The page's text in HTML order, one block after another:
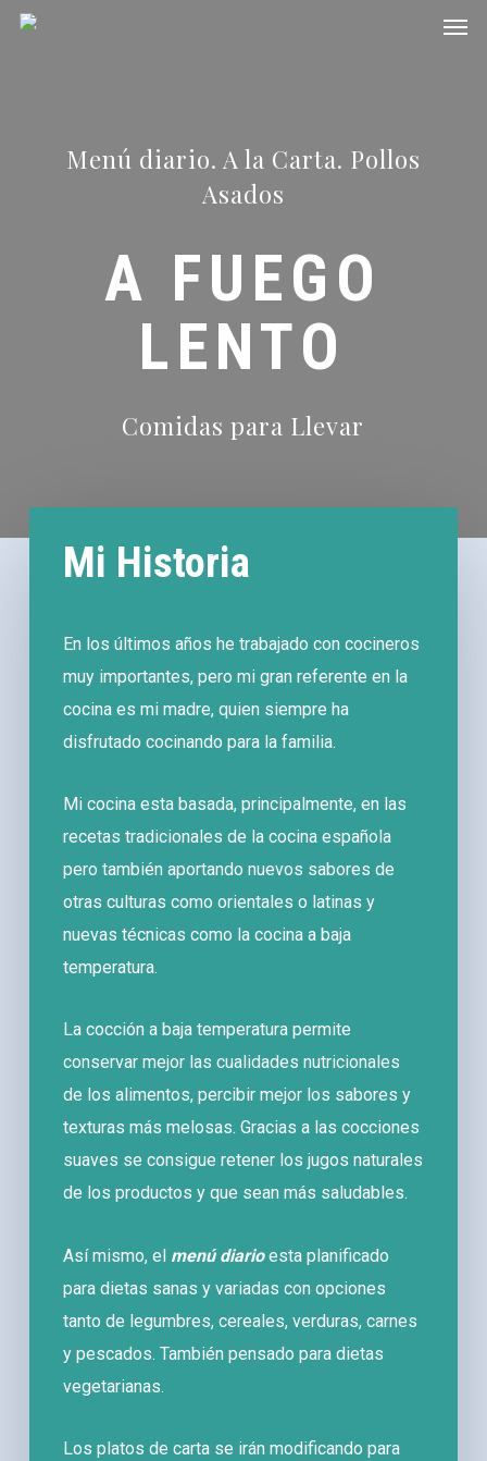
Skip
Menú diario. A la Carta. Pollos
Asados
A FUEGO
LENTO
Comidas para Llevar
Mi Historia
En los últimos años he trabajado con cocineros
muy importantes, pero mi gran referente en la
cocina es mi madre, quien siempre ha
disfrutado cocinando para la familia.
Mi cocina esta basada, principalmente, en las
recetas tradicionales de la cocina española
pero también aportando nuevos sabores de
otras culturas como orientales o latinas y
nuevas técnicas como la cocina a baja
temperatura.
La cocción a baja temperatura permite
conservar mejor las cualidades nutricionales
de los alimentos, percibir mejor los sabores y
texturas más melosas. Gracias a las cocciones
suaves se consigue retener los jugos naturales
de los productos y que sean más saludables.
Así mismo, el menú diarioesta planificado
para dietas sanas y variadas con opciones
tanto de legumbres, cereales, verduras, carnes
y pescados. También pensado para dietas
vegetarianas.
Los platos de carta se irán modificando para